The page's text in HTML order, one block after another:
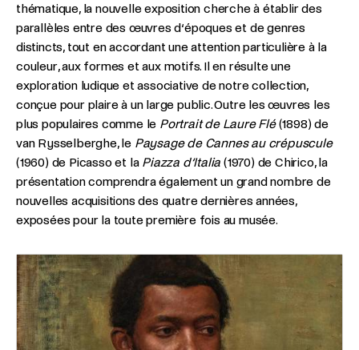
thématique, la nouvelle exposition cherche à établir des
parallèles entre des œuvres d‘époques et de genres
distincts, tout en accordant une attention particulière à la
couleur, aux formes et aux motifs. Il en résulte une
exploration ludique et associative de notre collection,
conçue pour plaire à un large public. Outre les œuvres les
plus populaires comme le Portrait de Laure Flé(1898) de
van Rysselberghe, le Paysage de Cannes au crépuscule
(1960) de Picasso et la Piazza d‘Italia (1970) de Chirico, la
présentation comprendra également un grand nombre de
nouvelles acquisitions des quatre dernières années,
exposées pour la toute première fois au musée.